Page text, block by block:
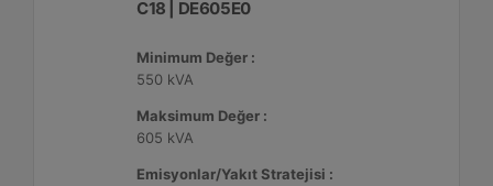
C18 | DE605E0
Minimum Değer :
550 kVA
Maksimum Değer :
605 kVA
Emisyonlar/Yakıt Stratejisi :